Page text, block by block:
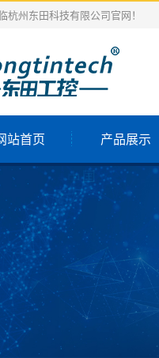
杭州东田科技有限公司官网！
站首页 产品展示